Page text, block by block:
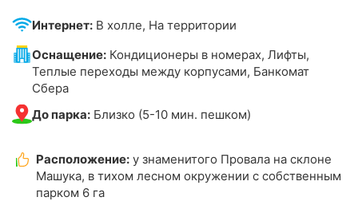
Интернет: В холле, На территории
Оснащение: Кондиционеры в номерах, Лифты,
Теплые переходы между корпусами, Банкомат
Сбера
До парка: Близко (5-10 мин. пешком)
Расположение: у знаменитого Провала на склоне
Машука, в тихом лесном окружении с собственным
парком 6 га